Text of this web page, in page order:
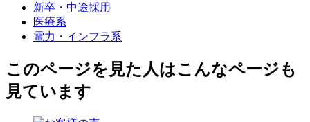
新卒・中途採用
医療系
電力・インフラ系
このページを見た人はこんなページも
見ています